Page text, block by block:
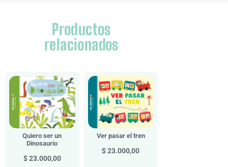
Productos
relacionados
Quiero ser un
Dinosaurio
$23.000,00
Ver pasar el tren
$23.000,00